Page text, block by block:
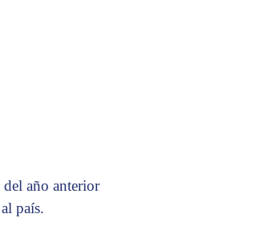
año anterior
país.